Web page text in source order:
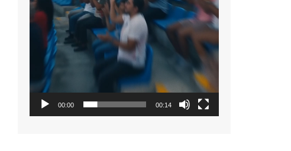
00:00 00:14